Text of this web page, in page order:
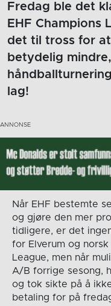
Fredag ble det
EHF Champions
det til tross for
betydelig
lag!
Når EHF bestemte
og gjøre den mer
tidligere, er det
for Elverum og norsk
League, men når
A/B forrige sesong,
og tok sikte på å
betaling for på